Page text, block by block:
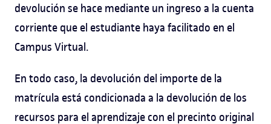
devolución se hace mediante un ingreso a la cuenta
corriente que el estudiante haya facilitado en el
Campus Virtual.
En todo caso, la devolución del importe de la
matrícula está condicionada a la devolución de los
recursos para el aprendizaje con el precinto original